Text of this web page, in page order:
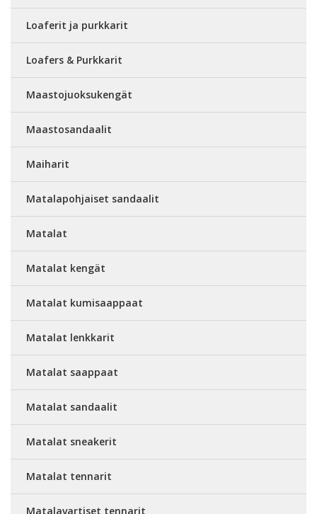
Loaferit ja purkkarit
Loafers & Purkkarit
Maastojuoksukengät
Maastosandaalit
Maiharit
Matalapohjaiset sandaalit
Matalat
Matalat kengät
Matalat kumisaappaat
Matalat lenkkarit
Matalat saappaat
Matalat sandaalit
Matalat sneakerit
Matalat tennarit
Matalavartiset tennarit